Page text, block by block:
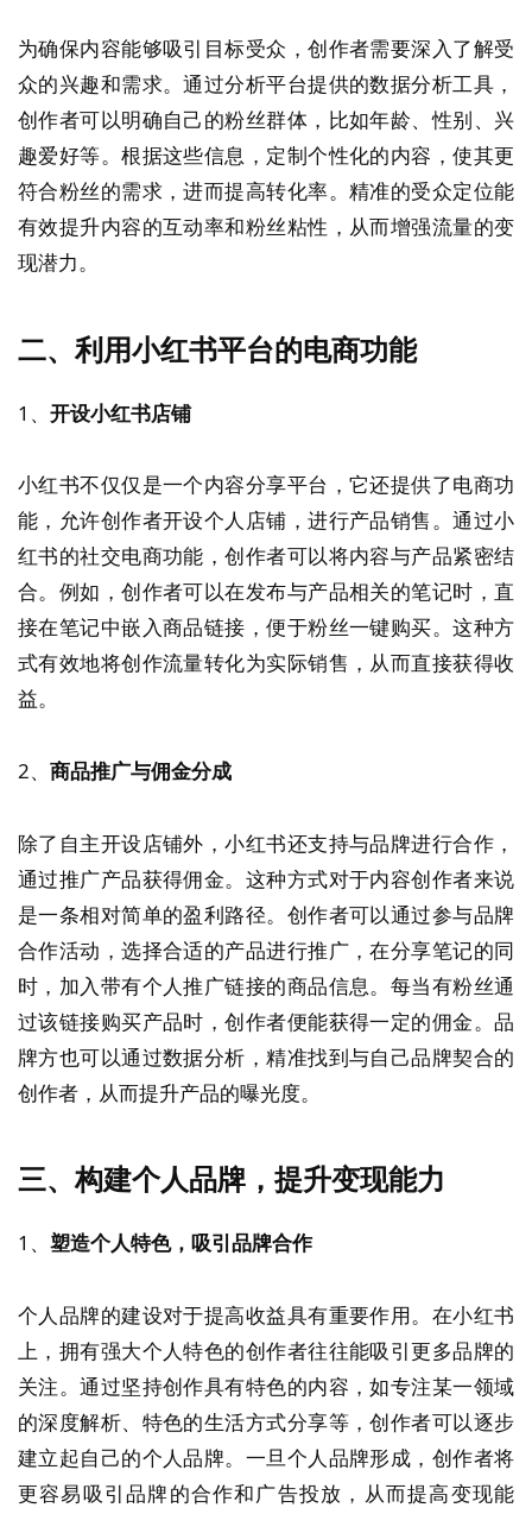
为确保内容能够吸引目标受众，创作者需要深入了解受
众的兴趣和需求。通过分析平台提供的数据分析工具，
创作者可以明确自己的粉丝群体，比如年龄、性别、兴
趣爱好等。根据这些信息，定制个性化的内容，使其更
符合粉丝的需求，进而提高转化率。精准的受众定位能
有效提升内容的互动率和粉丝粘性，从而增强流量的变
现潜力。
二、利用小红书平台的电商功能
1、 开设小红书店铺
小红书不仅仅是一个内容分享平台，它还提供了电商功
能，允许创作者开设个人店铺，进行产品销售。通过小
红书的社交电商功能，创作者可以将内容与产品紧密结
合。例如，创作者可以在发布与产品相关的笔记时，直
接在笔记中嵌入商品链接，便于粉丝一键购买。这种方
式有效地将创作流量转化为实际销售，从而直接获得收
益。
2、 商品推广与佣金分成
除了自主开设店铺外，小红书还支持与品牌进行合作，
通过推广产品获得佣金。这种方式对于内容创作者来说
是一条相对简单的盈利路径。创作者可以通过参与品牌
合作活动，选择合适的产品进行推广，在分享笔记的同
时，加入带有个人推广链接的商品信息。每当有粉丝通
过该链接购买产品时，创作者便能获得一定的佣金。品
牌方也可以通过数据分析，精准找到与自己品牌契合的
创作者，从而提升产品的曝光度。
三、构建个人品牌，提升变现能力
1、 塑造个人特色，吸引品牌合作
个人品牌的建设对于提高收益具有重要作用。在小红书
上，拥有强大个人特色的创作者往往能吸引更多品牌的
关注。通过坚持创作具有特色的内容，如专注某一领域
的深度解析、特色的生活方式分享等，创作者可以逐步
建立起自己的个人品牌。一旦个人品牌形成，创作者将
更容易吸引品牌的合作和广告投放，从而提高变现能